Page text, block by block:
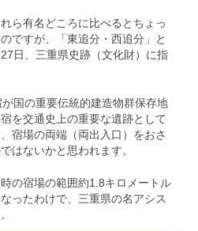
ら有名どころに比べるとちょっ
ですが、「東追分・西追分」と
日、三重県史跡（文化財）に指
国の重要伝統的建造物群保存地
を交通史上の重要な遺跡として
宿場の両端（両出入口）をおさ
はないかと思われます。
の宿場の範囲約1.8キロメートル
ったわけで、三重県の名アシス